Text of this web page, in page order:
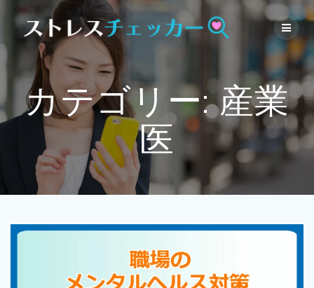
to
content
カテゴリー:産業
医